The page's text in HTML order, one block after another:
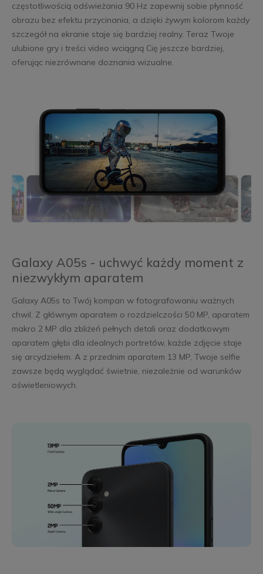
częstotliwością odświeżania 90 Hz zapewnij sobie płynność
obrazu bez efektu przycinania, a dzięki żywym kolorom każdy
szczegół na ekranie staje się bardziej realny. Teraz Twoje
ulubione gry i treści video wciągną Cię jeszcze bardziej,
oferując niezrównane doznania wizualne.
Galaxy A05s - uchwyć każdy moment z
niezwykłym aparatem
Galaxy A05s to Twój kompan w fotografowaniu ważnych
chwil. Z głównym aparatem o rozdzielczości 50 MP, aparatem
makro 2 MP dla zbliżeń pełnych detali oraz dodatkowym
aparatem głębi dla idealnych portretów, każde zdjęcie staje
się arcydziełem. A z przednim aparatem 13 MP, Twoje selfie
zawsze będą wyglądać świetnie, niezależnie od warunków
oświetleniowych.